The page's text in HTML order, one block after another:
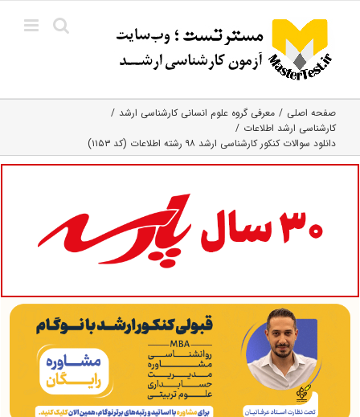
content
صفحه اصلی
معرفی گروه علوم انسانی کارشناسی ارشد
کارشناسی ارشد اطلاعات
دانلود سوالات کنکور کارشناسی ارشد ۹۸ رشته اطلاعات (کد ۱۱۵۳)